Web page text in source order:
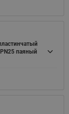
паяный